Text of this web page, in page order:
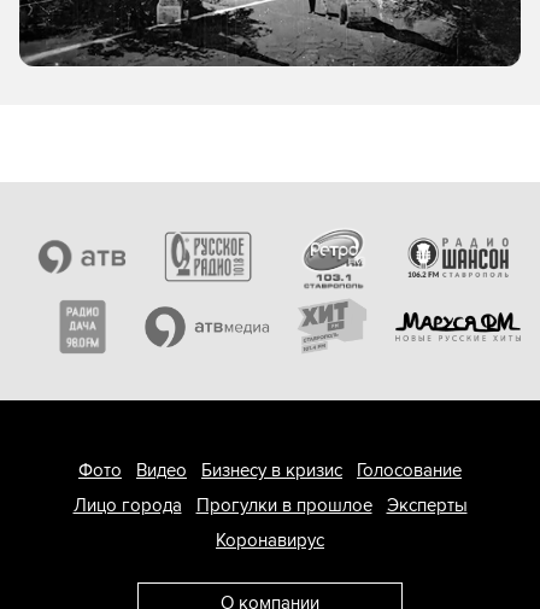
Фото Видео Бизнесу в кризис
Голосование
Лицо города
Прогулки в прошлое
Эксперты
Коронавирус
О компании